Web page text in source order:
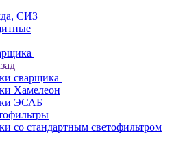
СИЗ
сварщика
Хамелеон
ЭСАБ
со стандартным светофильтром